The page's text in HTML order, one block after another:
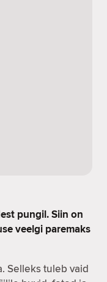
pungil. Siin on
veelgi paremaks
Selleks tuleb vaid